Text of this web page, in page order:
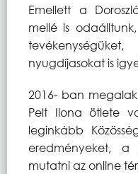
Emellett a
mellé is
nyugdíjasokat is
2016- ban
Pelt Ilona ötlete
leginkább
eredményeket,
mutatni az online